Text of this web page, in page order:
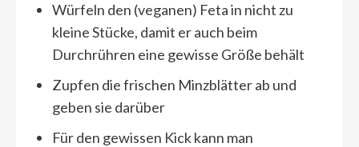
Würfeln den (veganen) Feta in nicht zu
kleine Stücke, damit er auch beim
Durchrühren eine gewisse Größe behält
Zupfen die frischen Minzblätter ab und
geben sie darüber
Für den gewissen Kick kann man